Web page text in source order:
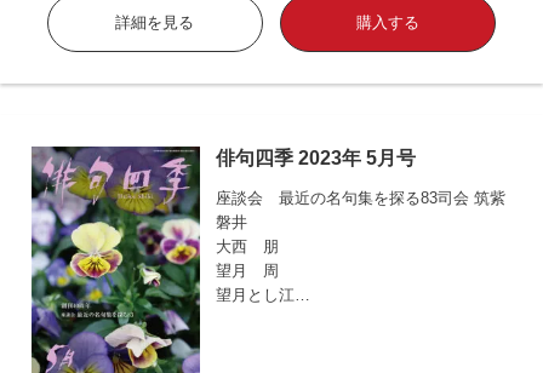
詳細を見る 購入する
俳句四季 2023年 5月号
座談会 最近の名句集を探る83司会 筑紫
磐井
大西 朋
望月 周
望月とし江…